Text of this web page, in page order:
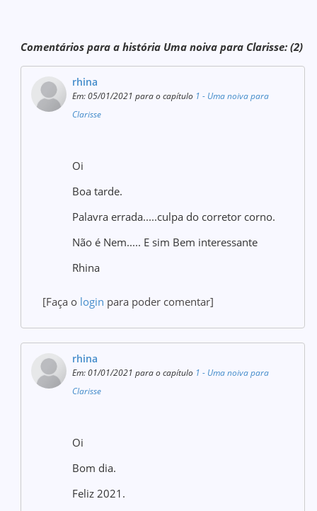
Comentários para a história Uma noiva para Clarisse: (2)
rhina
Em: 05/01/2021 para o capítulo 1 - Uma noiva para
Clarisse
Oi
Boa tarde.
Palavra errada.....culpa do corretor corno.
Não é Nem..... E sim Bem interessante
Rhina
[Faça o login para poder comentar]
rhina
Em: 01/01/2021 para o capítulo 1 - Uma noiva para
Clarisse
Oi
Bom dia.
Feliz 2021.